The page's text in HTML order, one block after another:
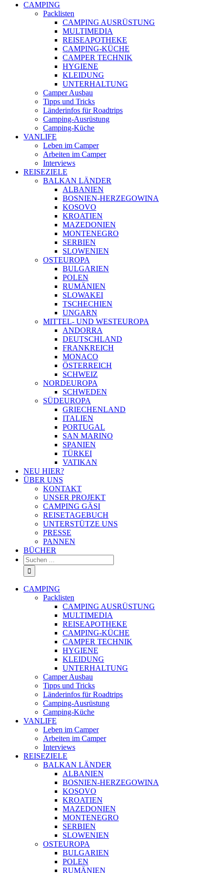
CAMPING
Packlisten
CAMPING AUSRÜSTUNG
MULTIMEDIA
REISEAPOTHEKE
CAMPING-KÜCHE
CAMPER TECHNIK
HYGIENE
KLEIDUNG
UNTERHALTUNG
Camper Ausbau
Tipps und Tricks
Länderinfos für Roadtrips
Camping-Ausrüstung
Camping-Küche
VANLIFE
Leben im Camper
Arbeiten im Camper
Interviews
REISEZIELE
BALKAN LÄNDER
ALBANIEN
BOSNIEN-HERZEGOWINA
KOSOVO
KROATIEN
MAZEDONIEN
MONTENEGRO
SERBIEN
SLOWENIEN
OSTEUROPA
BULGARIEN
POLEN
RUMÄNIEN
SLOWAKEI
TSCHECHIEN
UNGARN
MITTEL- UND WESTEUROPA
ANDORRA
DEUTSCHLAND
FRANKREICH
MONACO
ÖSTERREICH
SCHWEIZ
NORDEUROPA
SCHWEDEN
SÜDEUROPA
GRIECHENLAND
ITALIEN
PORTUGAL
SAN MARINO
SPANIEN
TÜRKEI
VATIKAN
NEU HIER?
ÜBER UNS
KONTAKT
UNSER PROJEKT
CAMPING GÄSI
REISETAGEBUCH
UNTERSTÜTZE UNS
PRESSE
PANNEN
BÜCHER
Suche
nach:
CAMPING
Packlisten
CAMPING AUSRÜSTUNG
MULTIMEDIA
REISEAPOTHEKE
CAMPING-KÜCHE
CAMPER TECHNIK
HYGIENE
KLEIDUNG
UNTERHALTUNG
Camper Ausbau
Tipps und Tricks
Länderinfos für Roadtrips
Camping-Ausrüstung
Camping-Küche
VANLIFE
Leben im Camper
Arbeiten im Camper
Interviews
REISEZIELE
BALKAN LÄNDER
ALBANIEN
BOSNIEN-HERZEGOWINA
KOSOVO
KROATIEN
MAZEDONIEN
MONTENEGRO
SERBIEN
SLOWENIEN
OSTEUROPA
BULGARIEN
POLEN
RUMÄNIEN